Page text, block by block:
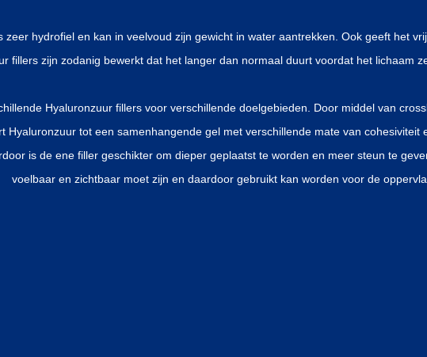
zeer hydrofiel en kan in veelvoud zijn gewicht in water aantrekken. Ook geeft het
fillers zijn zodanig bewerkt dat het langer dan normaal duurt voordat het lichaam
Hyaluronzuur fillers voor verschillende doelgebieden. Door middel van
Hyaluronzuur tot een samenhangende gel met verschillende mate van cohesiviteit
is de ene filler geschikter om dieper geplaatst te worden en meer steun te
voelbaar en zichtbaar moet zijn en daardoor gebruikt kan worden voor de